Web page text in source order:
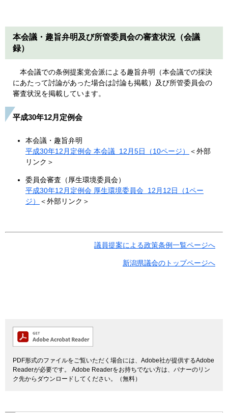
本会議・趣旨弁明及び所管委員会の審査状況（会議
録）
本会議での条例提案党会派による趣旨弁明（本会議での採決
にあたって討論があった場合は討論も掲載）及び所管委員会の
審査状況を掲載しています。
平成30年12月定例会
本会議・趣旨弁明
平成30年12月定例会 本会議 12月5日（10ページ）
＜外部
リンク＞
委員会審査（厚生環境委員会）
平成30年12月定例会 厚生環境委員会 12月12日（1ペー
ジ）
＜外部リンク＞
議員提案による政策条例一覧ページへ
新潟県議会のトップページへ
PDF形式のファイルをご覧いただく場合には、Adobe社が提供するAdobe
Readerが必要です。
Adobe Readerをお持ちでない方は、バナーのリン
ク先からダウンロードしてください。（無料）